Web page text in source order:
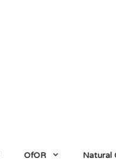
OfOR Natural